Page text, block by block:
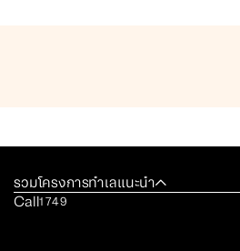
รวมโครงการทำเลแนะนำ
Call1749